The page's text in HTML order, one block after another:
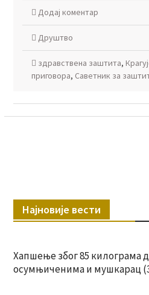
Додај коментар
Друштво
здравствена заштита,
приговора, Саветник за
Најновије вести
Хапшење због 85 килограма
осумњиченима и мушкарац